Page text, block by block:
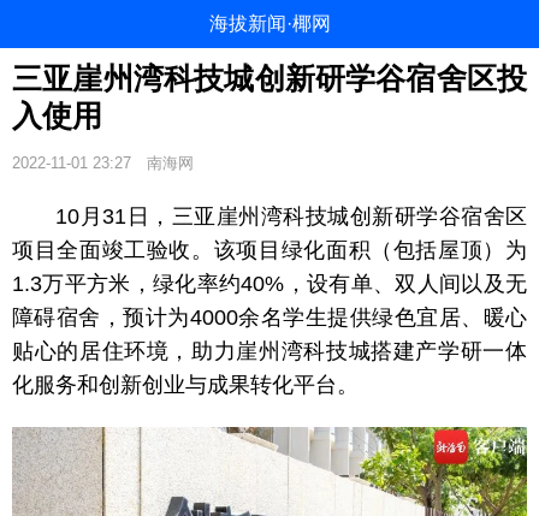
海拔新闻·椰网
三亚崖州湾科技城创新研学谷宿舍区投
入使用
2022-11-01 23:27 南海网
10月31日，三亚崖州湾科技城创新研学谷宿舍区
项目全面竣工验收。该项目绿化面积（包括屋顶）为
1.3万平方米，绿化率约40%，设有单、双人间以及无
障碍宿舍，预计为4000余名学生提供绿色宜居、暖心
贴心的居住环境，助力崖州湾科技城搭建产学研一体
化服务和创新创业与成果转化平台。